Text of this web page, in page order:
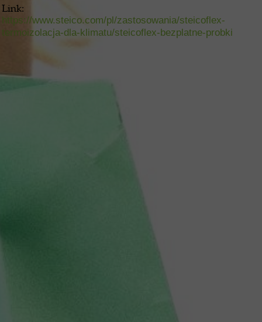
Link:
https://www.steico.com/pl/zastosowania/steicoflex-
termoizolacja-dla-klimatu/steicoflex-bezplatne-probki